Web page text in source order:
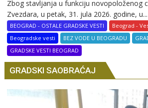
Zbog stavljanja u funkciju novopoloženog
Zvezdara, u petak, 31. jula 2026. godine, u...
BEOGRAD - OSTALE GRADSKE VESTI
Beograd -
Beogradske vesti
BEZ VODE U BEOGRADU
GRADSKE VESTI BEOGRAD
GRADSKI SAOBRAĆAJ